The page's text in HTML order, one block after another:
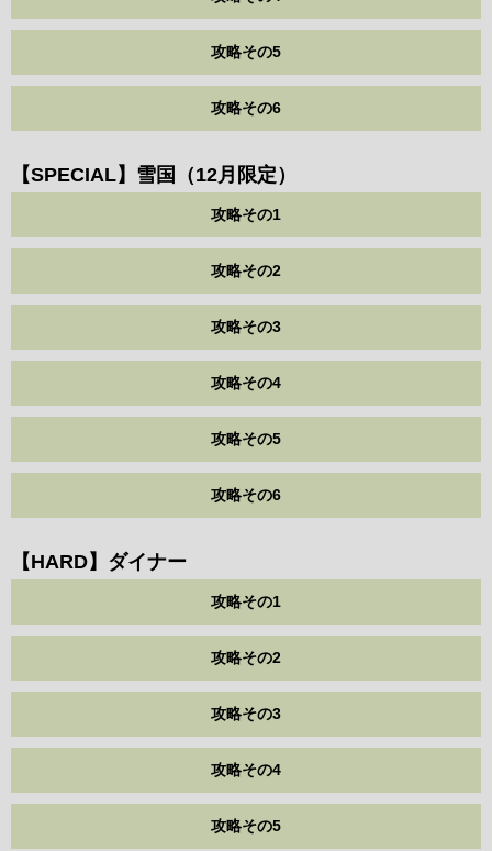
攻略その5
攻略その6
【SPECIAL】雪国（12月限定）
攻略その1
攻略その2
攻略その3
攻略その4
攻略その5
攻略その6
【HARD】ダイナー
攻略その1
攻略その2
攻略その3
攻略その4
攻略その5